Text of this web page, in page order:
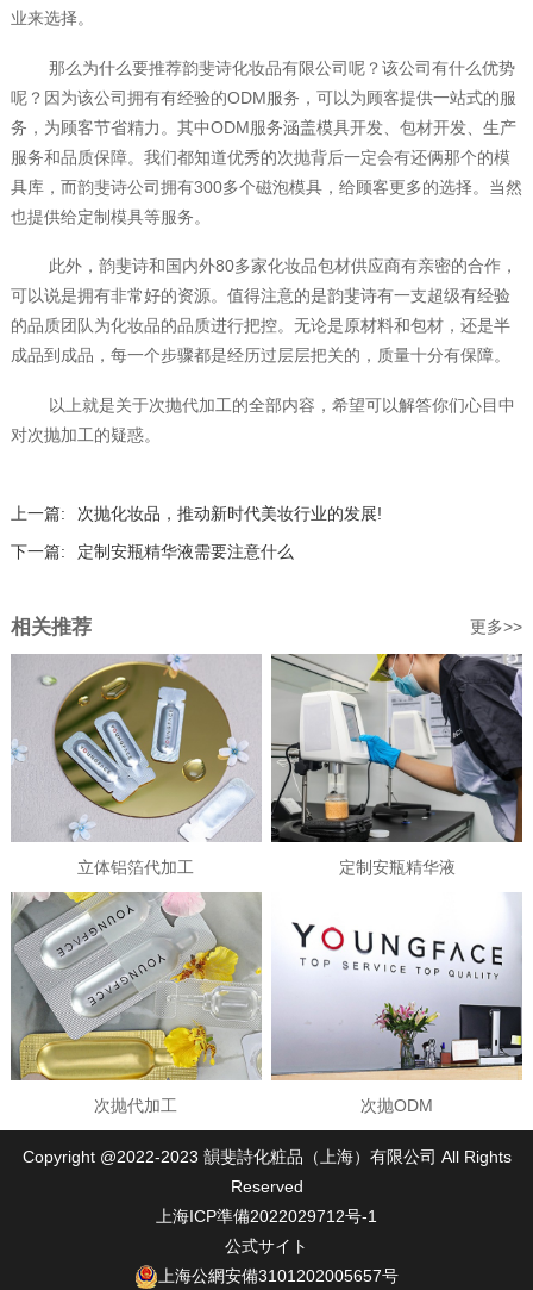
业来选择。
那么为什么要推荐韵斐诗化妆品有限公司呢？该公司有什么优势
呢？因为该公司拥有有经验的ODM服务，可以为顾客提供一站式的服
务，为顾客节省精力。其中ODM服务涵盖模具开发、包材开发、生产
服务和品质保障。我们都知道优秀的次抛背后一定会有还俩那个的模
具库，而韵斐诗公司拥有300多个磁泡模具，给顾客更多的选择。当然
也提供给定制模具等服务。
此外，韵斐诗和国内外80多家化妆品包材供应商有亲密的合作，
可以说是拥有非常好的资源。值得注意的是韵斐诗有一支超级有经验
的品质团队为化妆品的品质进行把控。无论是原材料和包材，还是半
成品到成品，每一个步骤都是经历过层层把关的，质量十分有保障。
以上就是关于次抛代加工的全部内容，希望可以解答你们心目中
对次抛加工的疑惑。
上一篇:
次抛化妆品，推动新时代美妆行业的发展!
下一篇:
定制安瓶精华液需要注意什么
相关推荐 更多>>
立体铝箔代加工 定制安瓶精华液
次抛代加工 次抛ODM
Copyright @2022-2023 韻斐詩化粧品（上海）有限公司 All Rights
Reserved
上海ICP準備2022029712号-1
公式サイト
上海公網安備3101202005657号